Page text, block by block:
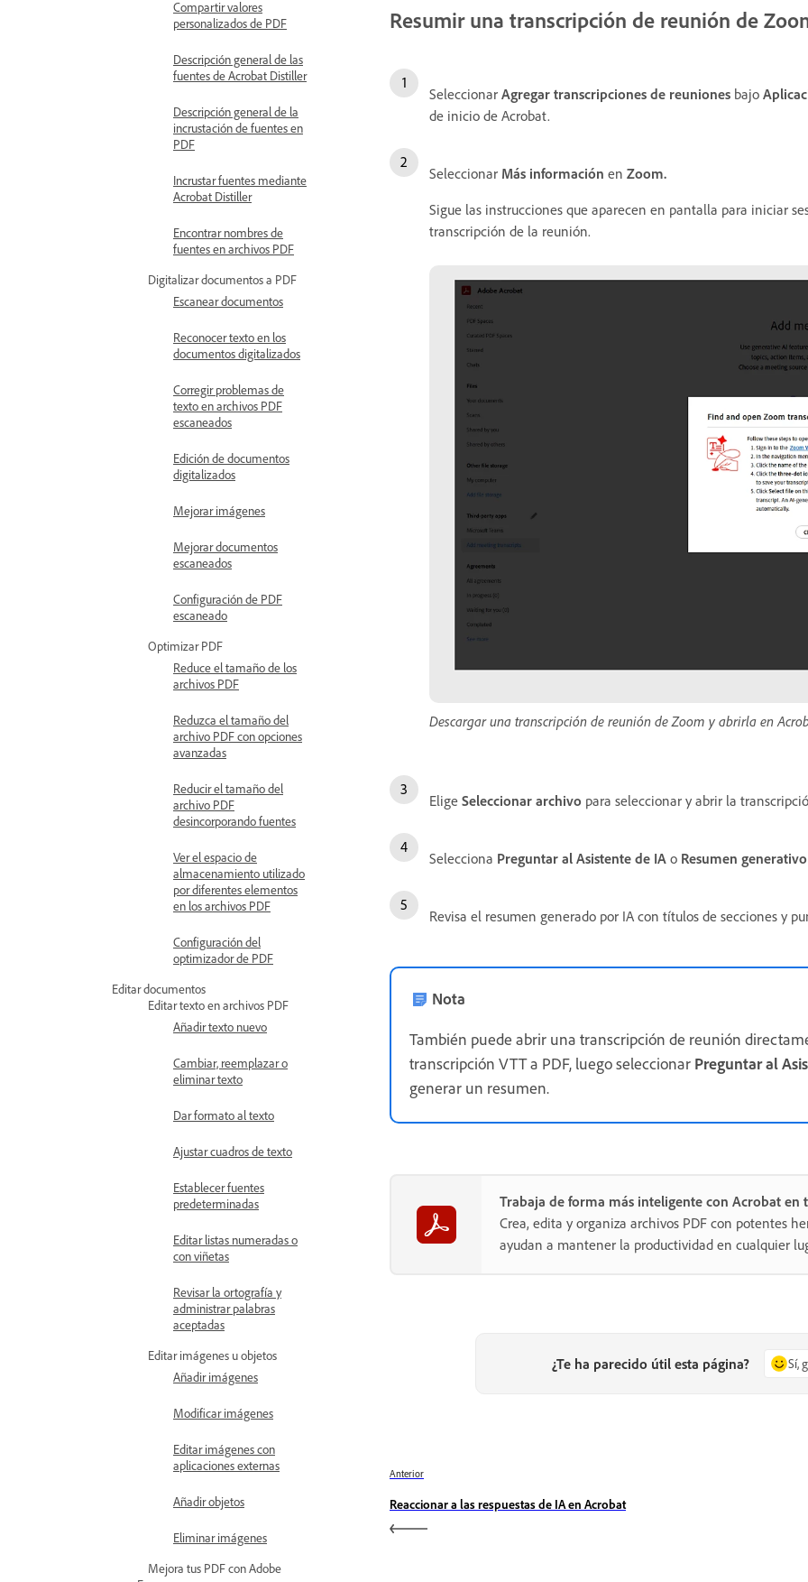
Compartir valores
personalizados de PDF
Descripción general de las
fuentes de Acrobat Distiller
Descripción general de la
incrustación de fuentes en
PDF
Incrustar fuentes mediante
Acrobat Distiller
Encontrar nombres de
fuentes en archivos PDF
Digitalizar documentos a PDF
Escanear documentos
Reconocer texto en los
documentos digitalizados
Corregir problemas de
texto en archivos PDF
escaneados
Edición de documentos
digitalizados
Mejorar imágenes
Mejorar documentos
escaneados
Configuración de PDF
escaneado
Optimizar PDF
Reduce el tamaño de los
archivos PDF
Reduzca el tamaño del
archivo PDF con opciones
avanzadas
Reducir el tamaño del
archivo PDF
desincorporando fuentes
Ver el espacio de
almacenamiento utilizado
por diferentes elementos
en los archivos PDF
Configuración del
optimizador de PDF
Editar documentos
Editar texto en archivos PDF
Añadir texto nuevo
Cambiar, reemplazar o
eliminar texto
Dar formato al texto
Ajustar cuadros de texto
Establecer fuentes
predeterminadas
Editar listas numeradas o
con viñetas
Revisar la ortografía y
administrar palabras
aceptadas
Editar imágenes u objetos
Añadir imágenes
Modificar imágenes
Editar imágenes con
aplicaciones externas
Añadir objetos
Eliminar imágenes
Mejora tus PDF con Adobe
Resumir una transcripción de reunión de
Seleccionar Agregar transcripciones de reuniones bajo
de inicio de Acrobat.
Seleccionar Más información en Zoom.
Sigue las instrucciones que aparecen en pantalla para iniciar
transcripción de la reunión.
Descargar una transcripción de reunión de Zoom y abrirla en
Elige Seleccionar archivo para seleccionar y abrir la
Selecciona Preguntar al Asistente de IA o Resumen generativo
Revisa el resumen generado por IA con títulos de secciones y
Nota
También puede abrir una transcripción de reunión
transcripción VTT a PDF, luego seleccionar Preguntar al
generar un resumen.
Trabaja de forma más inteligente con Acrobat en
Crea, edita y organiza archivos PDF con potentes
ayudan a mantener la productividad en cualquier
¿Te ha parecido útil esta página? Sí,
Anterior
Reaccionar a las respuestas de IA en Acrobat